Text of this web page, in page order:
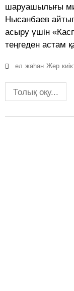
шаруашылығы
Нысанбаев
асыру үшін
теңгеден астам
ел жаһан Жер
Толық оқу...